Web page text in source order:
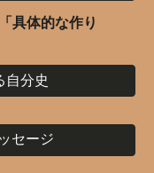
具体的な作り
自分史
セージ